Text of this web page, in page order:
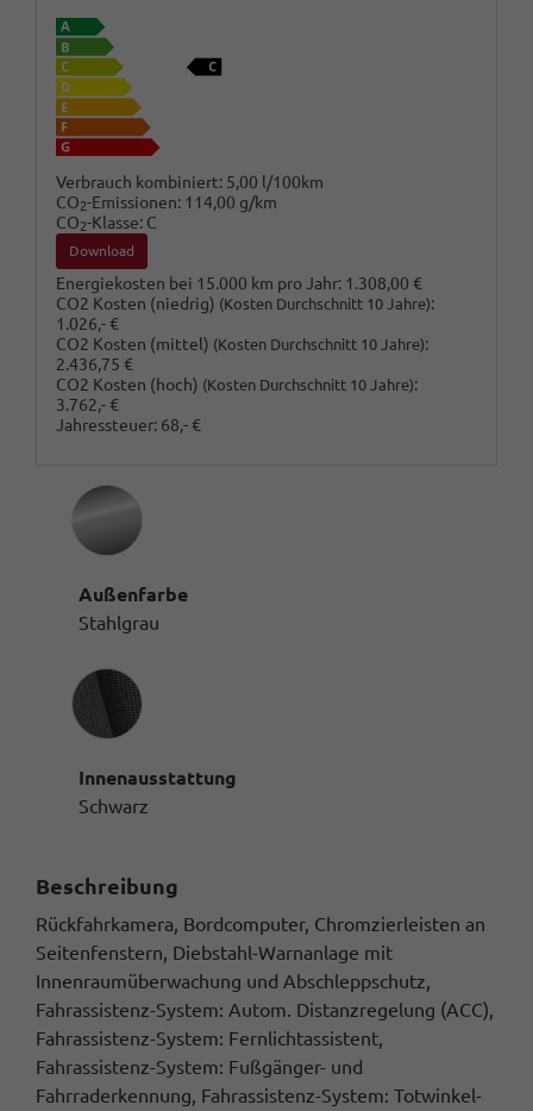
Verbrauch kombiniert: 5,00 l/100km
CO2-Emissionen: 114,00 g/km
CO2-Klasse: C
Download
Energiekosten bei 15.000 km pro Jahr: 1.308,00 €
CO2 Kosten (niedrig) (Kosten Durchschnitt 10 Jahre):
1.026,- €
CO2 Kosten (mittel) (Kosten Durchschnitt 10 Jahre):
2.436,75 €
CO2 Kosten (hoch) (Kosten Durchschnitt 10 Jahre):
3.762,- €
Jahressteuer: 68,- €
Außenfarbe
Stahlgrau
Innenausstattung
Innenausstattung
Schwarz
Beschreibung
Rückfahrkamera, Bordcomputer, Chromzierleisten an
Seitenfenstern, Diebstahl-Warnanlage mit
Innenraumüberwachung und Abschleppschutz,
Fahrassistenz-System: Autom. Distanzregelung (ACC),
Fahrassistenz-System: Fernlichtassistent,
Fahrassistenz-System: Fußgänger- und
Fahrraderkennung, Fahrassistenz-System: Totwinkel-